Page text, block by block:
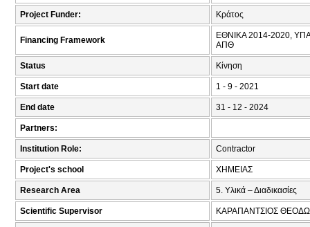
Project Funder: Κράτος
Financing Framework
ΕΘΝΙΚΑ 2014-2020,
ΑΠΘ
Status Κίνηση
Start date 1 - 9 - 2021
End date 31 - 12 - 2024
Partners:
Institution Role: Contractor
Project's school ΧΗΜΕΙΑΣ
Research Area 5. Υλικά – Διαδικασίες
Scientific Supervisor ΚΑΡΑΠΑΝΤΣΙΟΣ